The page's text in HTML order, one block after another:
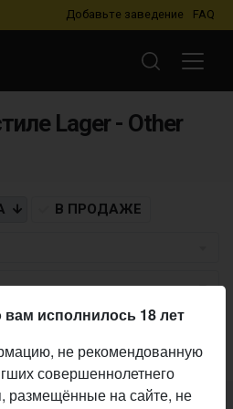
Добавьте заведение FAQ
Lager - Other
В ПРОДАЖЕ
не найдено
вам исполнилось 18 лет
не рекомендованную
совершеннолетнего
размещённые на сайте, не